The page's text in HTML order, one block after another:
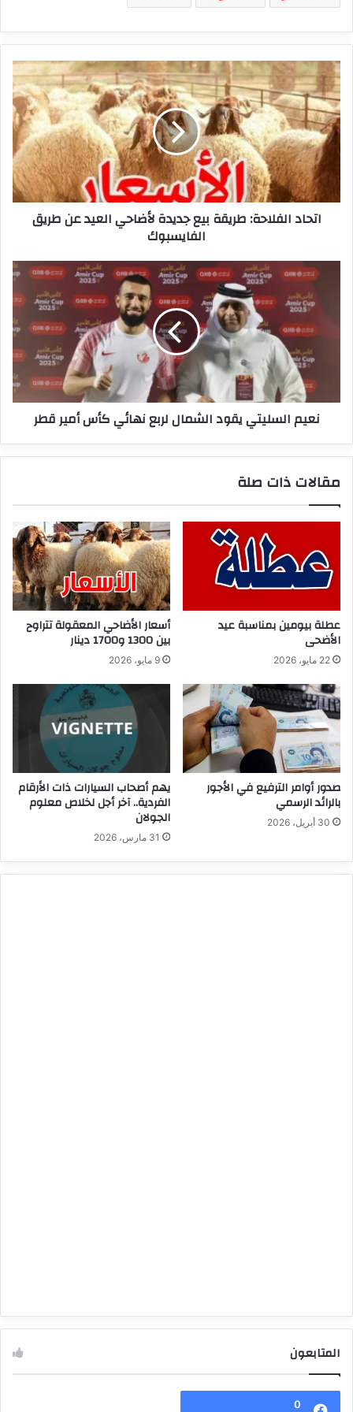
اتحاد
الفلاحة:
طريقة
بيع
جديدة
لأضاحي
العيد
طريق
الفايسبوك
اتحاد الفلاحة: طريقة بيع جديدة لأضاحي العيد عن طريق
الفايسبوك
السليتي
الشمال
قطر
نعيم السليتي يقود الشمال لربع نهائي كأس أمير قطر
مقالات ذات صلة
عطلة بيومين بمناسبة عيد
الأضحى
22 مايو، 2026
أسعار الأضاحي المعقولة تتراوح
بين 1300 و1700 دينار
9 مايو، 2026
صدور أوامر الترفيع في الأجور
بالرائد الرسمي
30 أبريل، 2026
يهم أصحاب السيارات ذات الأرقام
الفردية.. آخر أجل لخلاص معلوم
الجولان
31 مارس، 2026
المتابعون
0